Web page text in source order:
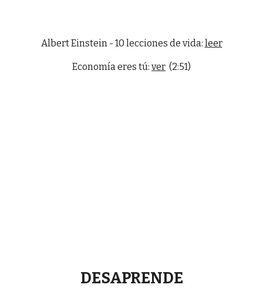
Albert Einstein - 10 lecciones de vida: leer
Economía eres tú: ver (2:51)
DESAPRENDE